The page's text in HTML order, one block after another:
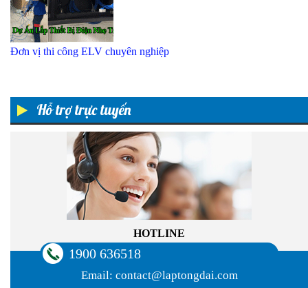
Hỗ trợ trực tuyến
HOTLINE
1900 636518
Email: contact@laptongdai.com
Đơn vị thi công ELV chuyên nghiệp